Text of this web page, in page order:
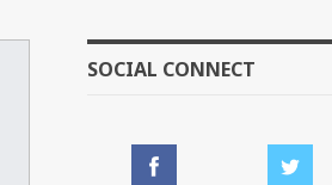
SOCIAL CONNECT